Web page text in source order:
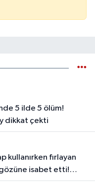
dikkat çekti
isabet etti!